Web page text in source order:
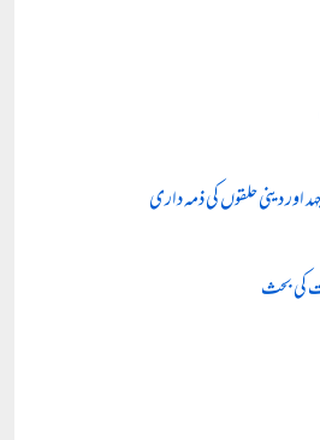
اور دینی حلقوں کی ذمہ داری
کی بحث